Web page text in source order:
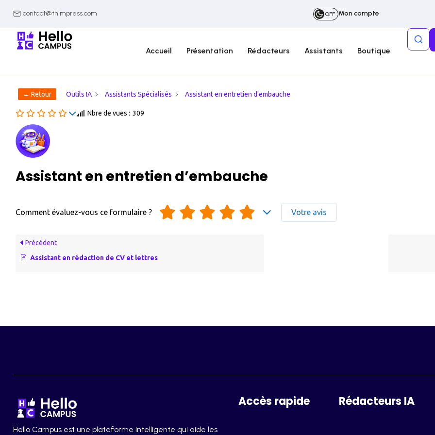
contact@thimpress.com OFF Mon compte
Accueil Présentation Rédacteurs Assistants Boutique
← Retour Outils IA Assistants Spécialisés Assistant en entretien d'embauche
Nbre de vues : 309
Assistant en entretien d’embauche
Comment évaluez-vous ce formulaire ? Votre avis
Précédent
Assistant en rédaction de CV et lettres
Hello Campus est une plateforme intelligente qui aide les
Accès rapide Rédacteurs IA